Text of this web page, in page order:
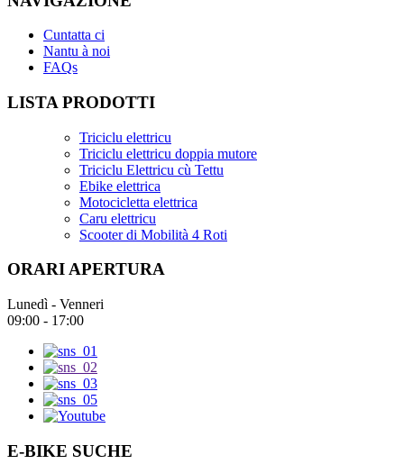
Cuntatta ci
Nantu à noi
FAQs
LISTA PRODOTTI
Triciclu elettricu
Triciclu elettricu doppia mutore
Triciclu Elettricu cù Tettu
Ebike elettrica
Motocicletta elettrica
Caru elettricu
Scooter di Mobilità 4 Roti
ORARI APERTURA
Lunedì - Venneri
09:00 - 17:00
E-BIKE SUCHE